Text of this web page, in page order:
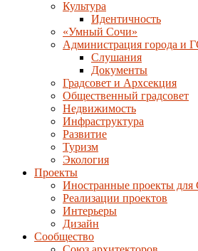
Культура
Идентичность
«Умный Сочи»
Администрация города и
Слушания
Документы
Градсовет и Архсекция
Общественный градсовет
Недвижимость
Инфраструктура
Развитие
Туризм
Экология
Проекты
Иностранные проекты для
Реализации проектов
Интерьеры
Дизайн
Сообщество